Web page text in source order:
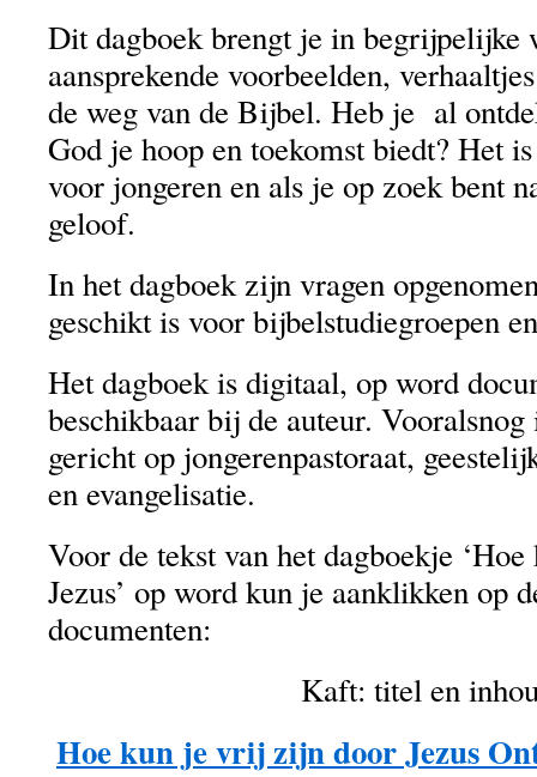
Dit dagboek brengt je in begrijpelijke
aansprekende voorbeelden,
de weg van de Bijbel. Heb je al
God je hoop en toekomst biedt? Het
voor jongeren en als je op zoek bent
geloof.
In het dagboek zijn vragen
geschikt is voor bijbelstudiegroepen
Het dagboek is digitaal, op word
beschikbaar bij de auteur.
gericht op jongerenpastoraat,
en evangelisatie.
Voor de tekst van het dagboekje
Jezus’ op word kun je aanklikken op
documenten:
Kaft: titel en
Hoe kun je vrij zijn door Jezus